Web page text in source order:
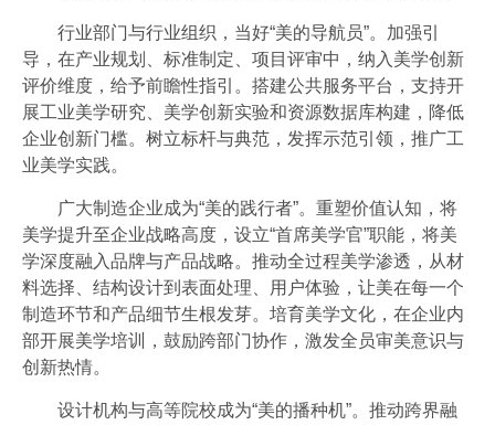
行业部门与行业组织，当好“美的导航员”。加强引
导，在产业规划、标准制定、项目评审中，纳入美学创新
评价维度，给予前瞻性指引。搭建公共服务平台，支持开
展工业美学研究、美学创新实验和资源数据库构建，降低
企业创新门槛。树立标杆与典范，发挥示范引领，推广工
业美学实践。
广大制造企业成为“美的践行者”。重塑价值认知，将
美学提升至企业战略高度，设立“首席美学官”职能，将美
学深度融入品牌与产品战略。推动全过程美学渗透，从材
料选择、结构设计到表面处理、用户体验，让美在每一个
制造环节和产品细节生根发芽。培育美学文化，在企业内
部开展美学培训，鼓励跨部门协作，激发全员审美意识与
创新热情。
设计机构与高等院校成为“美的播种机”。推动跨界融